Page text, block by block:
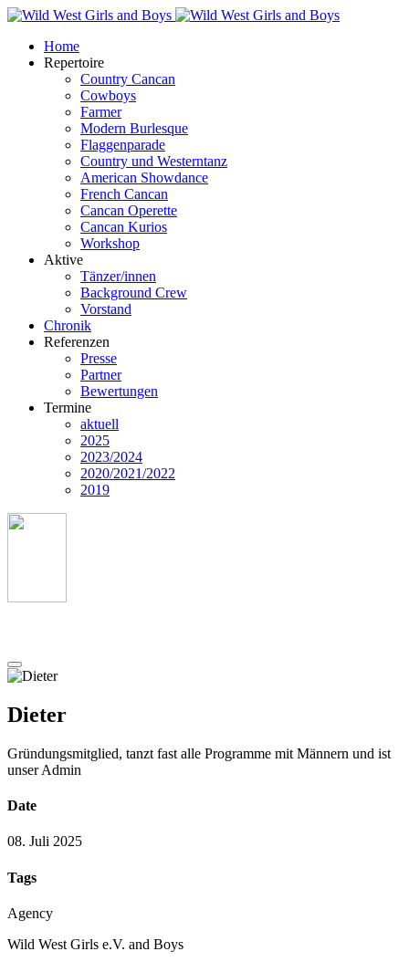
Home
Repertoire
Country Cancan
Cowboys
Farmer
Modern Burlesque
Flaggenparade
Country und Westerntanz
American Showdance
French Cancan
Cancan Operette
Cancan Kurios
Workshop
Aktive
Tänzer/innen
Background Crew
Vorstand
Chronik
Referenzen
Presse
Partner
Bewertungen
Termine
aktuell
2025
2023/2024
2020/2021/2022
2019
Dieter
Gründungsmitglied, tanzt fast alle Programme mit Männern und ist
unser Admin
Date
08. Juli 2025
Tags
Agency
Wild West Girls e.V. and Boys